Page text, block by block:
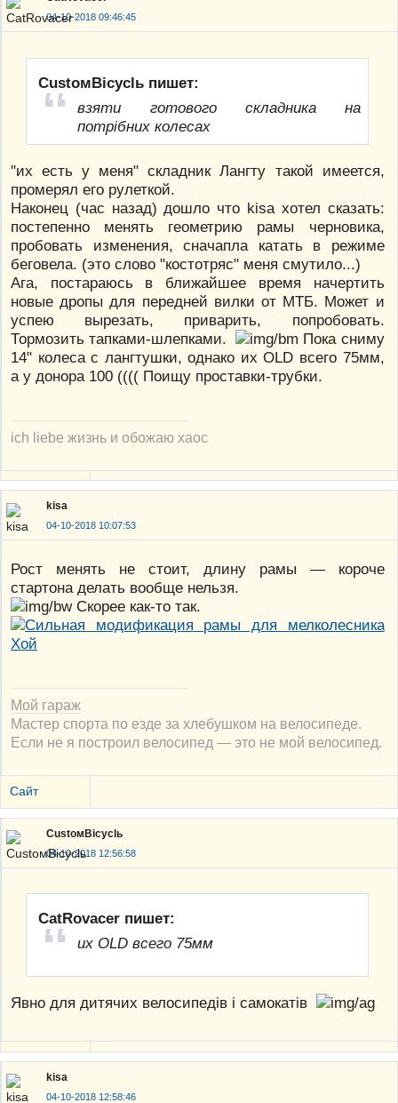
04-10-2018 09:46:45
CustoмBicyclь пишет:
взяти готового складника на
потрібних колесах
"их есть у меня" складник Лангту такой имеется,
промерял его рулеткой.
Наконец (час назад) дошло что kisa хотел сказать:
постепенно менять геометрию рамы черновика,
пробовать изменения, сначапла катать в режиме
беговела. (это слово "костотряс" меня смутило...)
Ага, постараюсь в ближайшее время начертить
новые дропы для передней вилки от МТБ. Может и
успею вырезать, приварить, попробовать.
Тормозить тапками-шлепками.
Пока сниму
14" колеса с лангтушки, однако их OLD всего 75мм,
а у донора 100 (((( Поищу проставки-трубки.
ich liebe жизнь и обожаю хаос
kisa
04-10-2018 10:07:53
Рост менять не стоит, длину рамы — короче
стартона делать вообще нельзя.
Скорее как-то так.
Мой гараж
Мастер спорта по езде за хлебушком на велосипеде.
Если не я построил велосипед — это не мой велосипед.
Сайт
CustoмBicyclь
04-10-2018 12:56:58
CatRovacer пишет:
их OLD всего 75мм
Явно для дитячих велосипедів і самокатів
kisa
04-10-2018 12:58:46